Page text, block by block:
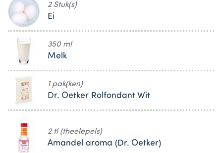
2 Stuk(s)
Ei
350 ml
Melk
1 pak(ken)
Dr. Oetker Rolfondant Wit
2 tl (theelepels)
Amandel aroma (Dr. Oetker)